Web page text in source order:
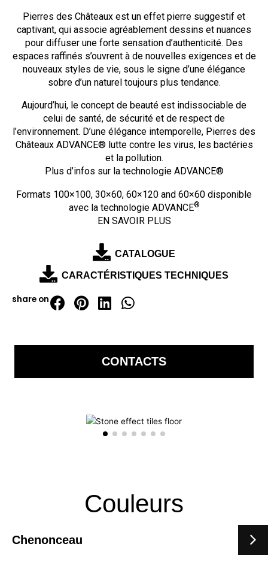
Pierres des Châteaux est un effet pierre suggestif et
captivant, qui associe agréablement dessins et nuances
pour diffuser une forte sensation d’authenticité. Des
espaces raffinés s’ouvrent à de nouvelles exigences et de
nouveaux styles de vie, sous le signe d’une élégance
sobre d’un naturel toujours plus tendance.
Aujourd’hui, le concept de beauté est indissociable de
celui de santé, de sécurité et de respect de
l’environnement. D’une élégance intemporelle, Pierres des
Châteaux ADVANCE® lutte contre les virus, les bactéries
et la pollution.
Plus d’infos sur la technologie ADVANCE®
Formats 100×100, 30×60, 60×120 and 60×60 disponible
avec la technologie ADVANCE®
EN SAVOIR PLUS
CATALOGUE
CARACTÉRISTIQUES TECHNIQUES
share on
CONTACTS
Couleurs
Chenonceau